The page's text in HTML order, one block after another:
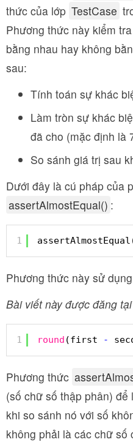
thức của lớp TestCase
Phương thức này kiểm
bằng nhau hay không
sau:
Tính toán sự khác
Làm tròn sự khác
đã cho (mặc định là
So sánh giá trị sau
Dưới đây là cú pháp của
assertAlmostEqual() :
1
Phương thức này sử
Bài viết này được đăng
1 round (first -
Phương thức
(số chữ số thập phân)
khi so sánh nó với số
không phải là các chữ số